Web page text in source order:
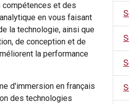
compétences et des
en vous faisant
la technologie, ainsi que
de conception et de
la performance
d'immersion en français
des technologies